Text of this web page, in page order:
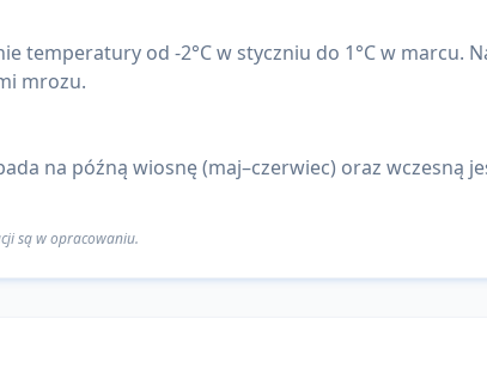
temperatury od -2°C w styczniu do 1°C w marcu.
mrozu.
na późną wiosnę (maj–czerwiec) oraz wczesną
są w opracowaniu.